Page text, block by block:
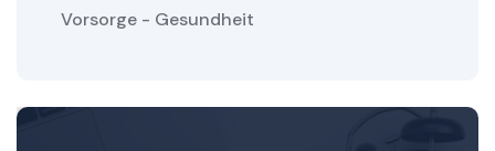
Vorsorge - Gesundheit